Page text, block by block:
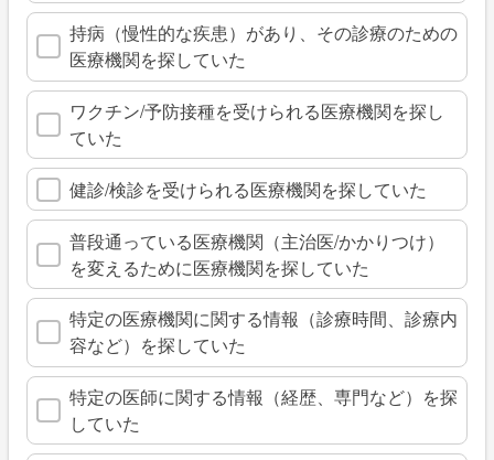
持病（慢性的な疾患）があり、その診療のための
医療機関を探していた
ワクチン/予防接種を受けられる医療機関を探し
ていた
健診/検診を受けられる医療機関を探していた
普段通っている医療機関（主治医/かかりつけ）
を変えるために医療機関を探していた
特定の医療機関に関する情報（診療時間、診療内
容など）を探していた
特定の医師に関する情報（経歴、専門など）を探
していた